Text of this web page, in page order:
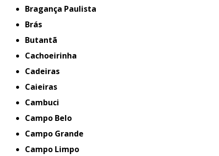
Bragança Paulista
Brás
Butantã
Cachoeirinha
Cadeiras
Caieiras
Cambuci
Campo Belo
Campo Grande
Campo Limpo